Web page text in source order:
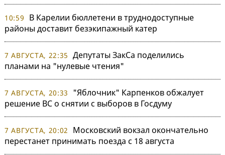
10:59
В Карелии бюллетени в труднодоступные
районы доставит безэкипажный катер
7 АВГУСТА, 22:35 Депутаты ЗакСа поделились
планами на "нулевые чтения"
7 АВГУСТА, 20:33
"Яблочник" Карпенков обжалует
решение ВС о снятии с выборов в Госдуму
7 АВГУСТА, 20:02
Московский вокзал окончательно
перестанет принимать поезда с 18 августа